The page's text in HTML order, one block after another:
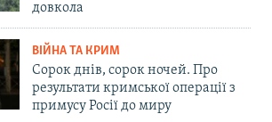
довкола
ВІЙНА ТА КРИМ
Сорок днів, сорок ночей. Про
результати кримської операції з
примусу Росії до миру